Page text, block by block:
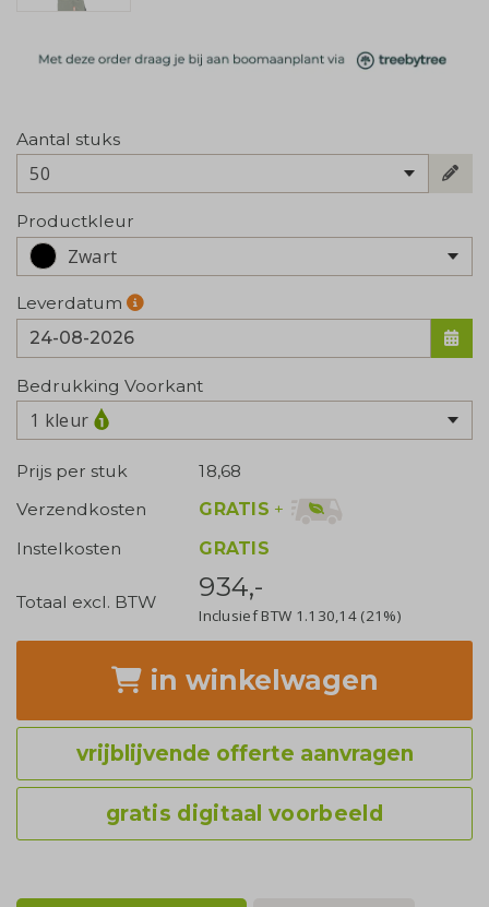
Aantal stuks
50
Productkleur
Zwart
Leverdatum
Bedrukking Voorkant
1 kleur
Prijs per stuk
18,68
Verzendkosten
GRATIS +
Instelkosten
GRATIS
Totaal excl. BTW 934,-
Inclusief BTW 1.130,14 (21%)
in winkelwagen
vrijblijvende offerte aanvragen
gratis digitaal voorbeeld